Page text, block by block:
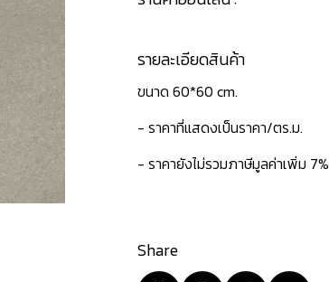
รายละเอียดสินค้า
ขนาด 60*60 cm.
- ราคาที่แสดงเป็นราคา/ตร.ม.
- ราคายังไม่รวมภาษีมูลค่าเพิ่ม 7%
Share